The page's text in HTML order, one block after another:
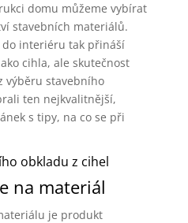
domu můžeme vybírat
stavebních materiálů.
do interiéru tak přináší
cihla, ale skutečnost
výběru stavebního
ten nejkvalitnější,
s tipy, na co se při
obkladu z cihel
na materiál
je produkt